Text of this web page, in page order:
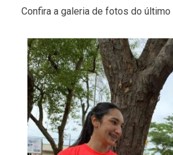
Confira a galeria de fotos do último